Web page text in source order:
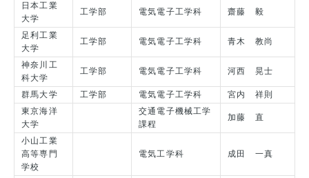
日本工業
大学
工学部 電気電子工学科 齋藤 毅
足利工業
大学
工学部 電気電子工学科 青木 教尚
神奈川工
科大学
工学部 電気電子工学科 河西 晃士
群馬大学 工学部 電気電子工学科
宮内 祥則
東京海洋
大学
交通電子機械工学
課程
加藤 直
小山工業
高等専門
学校
電気工学科 成田 一真